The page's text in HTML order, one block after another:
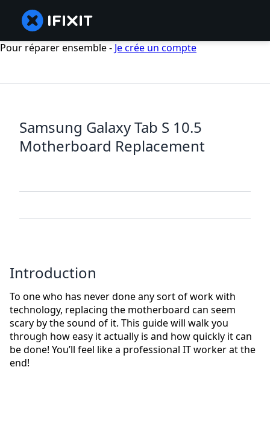
Pour réparer ensemble - Je crée un compte
Samsung Galaxy Tab S 10.5
Motherboard Replacement
Introduction
To one who has never done any sort of work with
technology, replacing the motherboard can seem
scary by the sound of it. This guide will walk you
through how easy it actually is and how quickly it can
be done! You’ll feel like a professional IT worker at the
end!